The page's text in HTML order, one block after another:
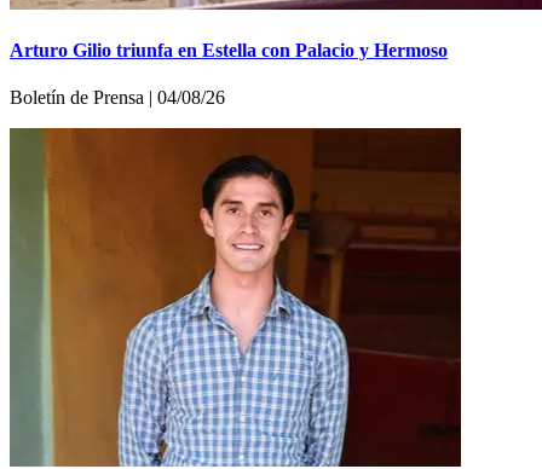
Arturo Gilio triunfa en Estella con Palacio y Hermoso
Boletí­n de Prensa | 04/08/26